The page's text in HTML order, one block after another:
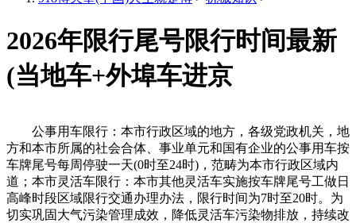
2026年限行尾号限行时间最新
(当地车+外埠车进京
公事用车限行：本市行政区域的地方，各级党政机关，地
方和本市所属的社会合体、事业单元和国有企业的公事用车按
车牌尾号每周停驶一天(0时至24时)，范畴为本市行政区域内
道；本市灵活车限行：本市其他灵活车实施按车牌尾号工做日
高峰时段区域限行交通办理办法，限行时间为7时至20时。为
切实巩固大气污染管理成效，降低灵活车污染物排放，持续改